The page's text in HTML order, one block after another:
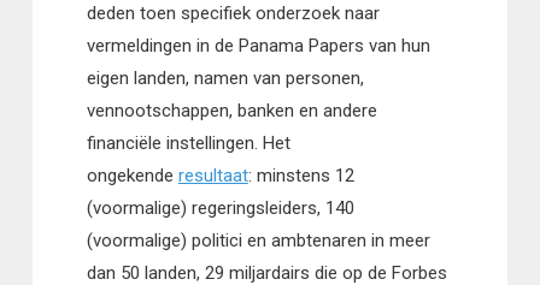
deden toen specifiek onderzoek naar
vermeldingen in de Panama Papers van hun
eigen landen, namen van personen,
vennootschappen, banken en andere
financiële instellingen. Het
ongekende resultaat: minstens 12
(voormalige) regeringsleiders, 140
(voormalige) politici en ambtenaren in meer
dan 50 landen, 29 miljardairs die op de Forbes